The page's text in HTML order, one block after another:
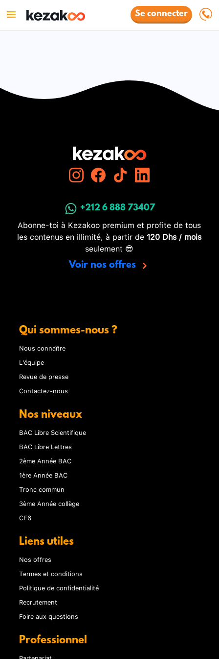
Se connecter
+212 6 888 73407
Abonne-toi à Kezakoo premium et profite de tous
les contenus en illimité, à partir de 120 Dhs / mois
seulement 😎
Voir nos offres
Qui sommes-nous ?
Nous connaître
L'équipe
Revue de presse
Contactez-nous
Nos niveaux
BAC Libre Scientifique
BAC Libre Lettres
2ème Année BAC
1ère Année BAC
Tronc commun
3ème Année collège
CE6
Liens utiles
Nos offres
Termes et conditions
Politique de confidentialité
Recrutement
Foire aux questions
Professionnel